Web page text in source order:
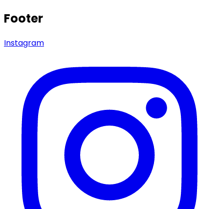
Footer
Instagram